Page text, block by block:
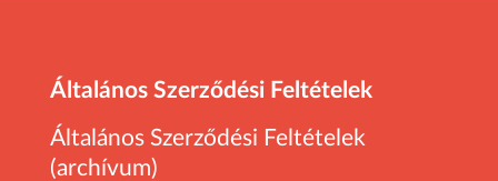
Általános Szerződési Feltételek
Általános Szerződési Feltételek
(archívum)